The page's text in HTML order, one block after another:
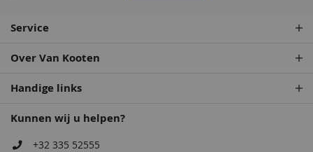
Service
Over Van Kooten
Handige links
Kunnen wij u helpen?
+32 335 52555